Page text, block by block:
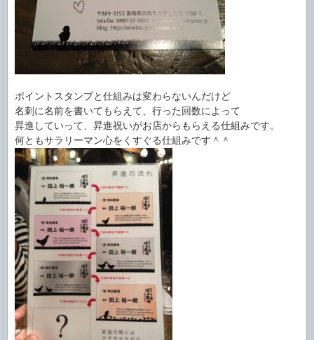
ポイントスタンプと仕組みは変わらないんだけど
名刺に名前を書いてもらえて、行った回数によって
昇進していって、昇進祝いがお店からもらえる仕組みです。
何ともサラリーマン心をくすぐる仕組みです＾＾